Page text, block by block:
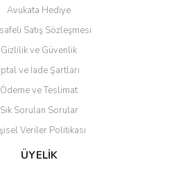
Avukata Hediye
Satış Sözleşmesi
Gizlilik ve Güvenlik
İptal ve İade Şartları
Ödeme ve Teslimat
Sık Sorulan Sorular
Veriler Politikası
ÜYELİK